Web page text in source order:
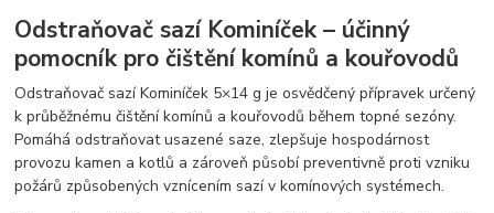
Odstraňovač sazí Kominíček – účinný
pomocník pro čištění komínů a kouřovodů
Odstraňovač sazí Kominíček 5×14 g je osvědčený přípravek určený
k průběžnému čištění komínů a kouřovodů během topné sezóny.
Pomáhá odstraňovat usazené saze, zlepšuje hospodárnost
provozu kamen a kotlů a zároveň působí preventivně proti vzniku
požárů způsobených vznícením sazí v komínových systémech.